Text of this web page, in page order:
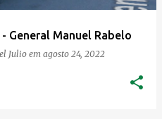
General Manuel Rabelo
Julioem agosto 24, 2022